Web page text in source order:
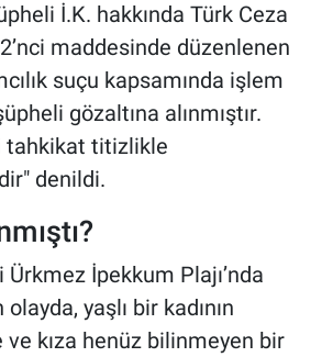
İ.K. hakkında Türk Ceza
maddesinde düzenlenen
suçu kapsamında işlem
gözaltına alınmıştır.
tahkikat titizlikle
denildi.
İpekkum Plajı’nda
yaşlı bir kadının
kıza henüz bilinmeyen bir